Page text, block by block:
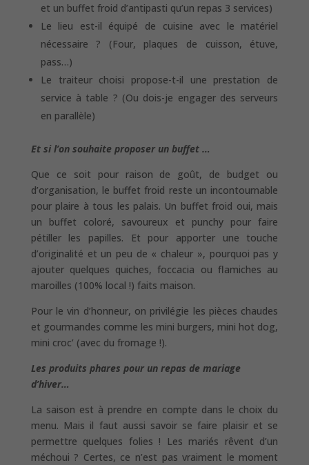
et un buffet froid d’antipasti qu’un repas 3 services)
Le lieu est-il équipé de cuisine avec le matériel
nécessaire ? (Four, plaques de cuisson, étuve,
pass…)
Le traiteur choisi propose-t-il une prestation de
service à table ? (Ou dois-je engager des serveurs
en parallèle)
Et si l’on souhaite proposer un buffet …
Que ce soit pour raison de goût, de budget ou
d’organisation, le buffet froid reste un incontournable
pour plaire à tous les palais. Un buffet froid oui, mais
un buffet coloré, savoureux et punchy pour faire
pétiller les papilles. Et pour apporter une touche
d’originalité et un peu de « chaleur », pourquoi pas y
ajouter quelques quiches, foccacia ou flamiches au
maroilles (100% local !) faits maison.
Pour le vin d’honneur, on privilégie les pièces chaudes
et gourmandes comme les mini burgers, mini hot dog,
mini croc’ (avec du fromage !).
Les produits phares pour un repas de mariage
d’hiver…
La saison est à prendre en compte dans le choix du
menu. Mais il faut aussi savoir se faire plaisir et se
permettre quelques folies ! Les mariés rêvent d’un
méchoui ? Certes, ce n’est pas vraiment le moment